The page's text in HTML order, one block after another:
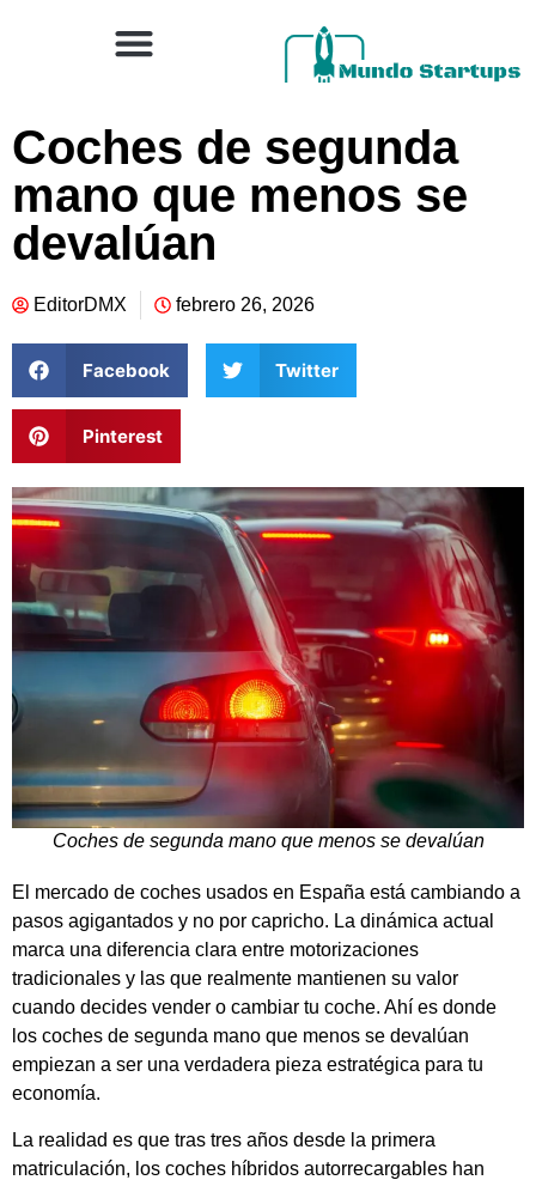
Coches de segunda
mano que menos se
devalúan
EditorDMX febrero 26, 2026
Facebook Twitter
Pinterest
Coches de segunda mano que menos se devalúan
El mercado de coches usados en España está cambiando a
pasos agigantados y no por capricho. La dinámica actual
marca una diferencia clara entre motorizaciones
tradicionales y las que realmente mantienen su valor
cuando decides vender o cambiar tu coche. Ahí es donde
los coches de segunda mano que menos se devalúan
empiezan a ser una verdadera pieza estratégica para tu
economía.
La realidad es que tras tres años desde la primera
matriculación, los coches híbridos autorrecargables han